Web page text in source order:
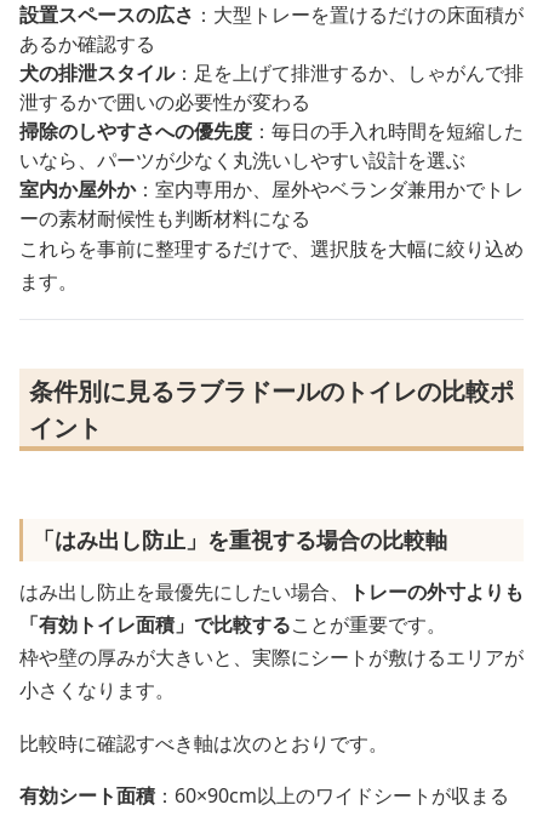
設置スペースの広さ ：大型トレーを置けるだけの床面積が
あるか確認する
犬の排泄スタイル：足を上げて排泄するか、しゃがんで排
泄するかで囲いの必要性が変わる
掃除のしやすさへの優先度 ：毎日の手入れ時間を短縮した
いなら、パーツが少なく丸洗いしやすい設計を選ぶ
室内か屋外か：室内専用か、屋外やベランダ兼用かでトレ
ーの素材耐候性も判断材料になる
これらを事前に整理するだけで、選択肢を大幅に絞り込め
ます。
条件別に見るラブラドールのトイレの比較ポ
イント
「はみ出し防止」を重視する場合の比較軸
はみ出し防止を最優先にしたい場合、
トレーの外寸よりも
「有効トイレ面積」で比較することが重要です。
枠や壁の厚みが大きいと、実際にシートが敷けるエリアが
小さくなります。
比較時に確認すべき軸は次のとおりです。
有効シート面積 ：60×90cm以上のワイドシートが収まる